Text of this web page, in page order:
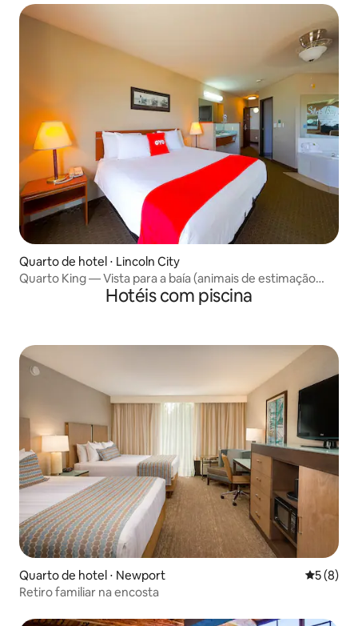
Quarto de hotel ⋅ Lincoln City
Quarto King — Vista para a baía (animais de estimação
Hotéis com piscina
Quarto de hotel ⋅ Newport 5 de
5 (8)
Retiro familiar na encosta